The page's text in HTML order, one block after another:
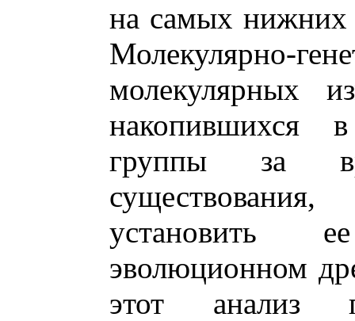
на самых нижних
Молекулярно-
молекулярных
накопившихся
группы за
установить
эволюционном
этот анализ